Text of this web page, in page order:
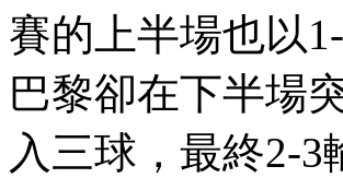
賽的上半場也以1-
巴黎卻在下半場突
入三球，最終2-